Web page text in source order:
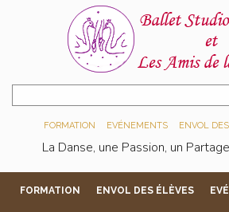
FORMATION EVÉNEMENTS ENVOL
La Danse, une Passion, un
FORMATION ENVOL DES ÉLÈVES